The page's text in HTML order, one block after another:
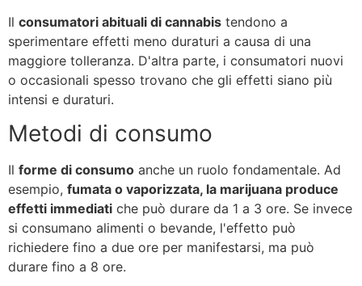
Il consumatori abituali di cannabis tendono a
sperimentare effetti meno duraturi a causa di una
maggiore tolleranza. D'altra parte, i consumatori nuovi
o occasionali spesso trovano che gli effetti siano più
intensi e duraturi.
Metodi di consumo
Il forme di consumo anche un ruolo fondamentale. Ad
esempio, fumata o vaporizzata, la marijuana produce
effetti immediati che può durare da 1 a 3 ore. Se invece
si consumano alimenti o bevande, l'effetto può
richiedere fino a due ore per manifestarsi, ma può
durare fino a 8 ore.